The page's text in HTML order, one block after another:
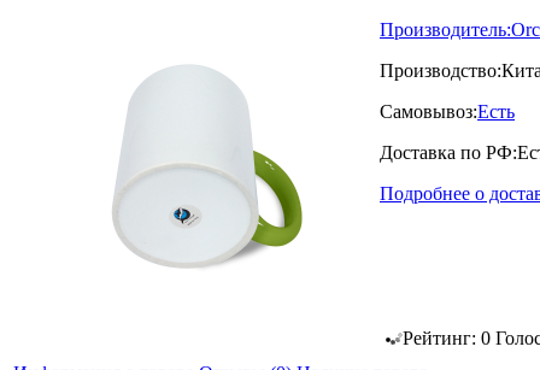
Производитель:
Производство:
Самовывоз:Есть
Доставка по РФ:
Подробнее о
Рейтинг: 0